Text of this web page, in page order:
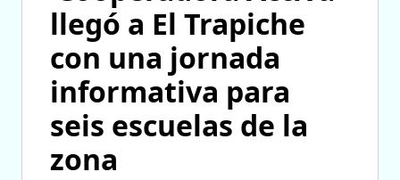
llegó a El Trapiche
con una jornada
informativa para
seis escuelas de la
zona